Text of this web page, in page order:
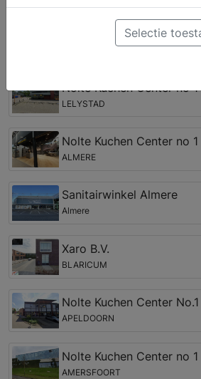
advies over inbouwapparatuur van
Keukenwinkels in de regio
Nolte Kuchen Center no 1
LELYSTAD
Nolte Kuchen Center no 1
ALMERE
Sanitairwinkel Almere
Almere
Xaro B.V.
BLARICUM
Nolte Kuchen Center No.1
APELDOORN
Nolte Kuchen Center no 1
AMERSFOORT
Selectie